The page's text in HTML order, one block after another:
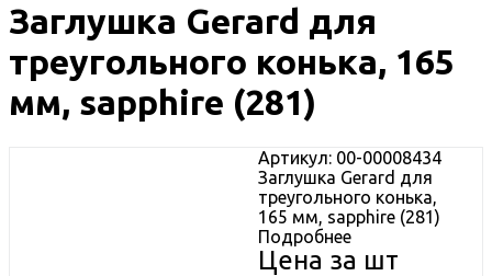
Заглушка Gerard для
треугольного конька, 165
мм, sapphire (281)
Артикул: 00-00008434
Заглушка Gerard для
треугольного конька,
165 мм, sapphire (281)
Подробнее
Цена за шт